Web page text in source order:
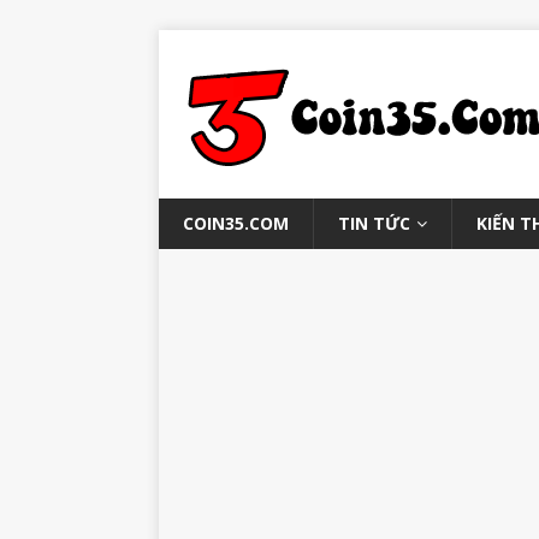
COIN35.COM TIN TỨC KIẾN